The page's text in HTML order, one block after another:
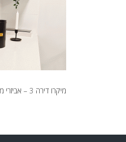
מיקרו דירה 3 – אביזרי מטבח | צילום: עדי בן דוד